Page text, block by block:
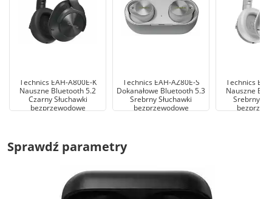
Technics EAH-A800E-K
Nauszne Bluetooth 5.2
Czarny Słuchawki
bezprzewodowe
Technics EAH-AZ80E-S
Dokanałowe Bluetooth 5.3
Srebrny Słuchawki
bezprzewodowe
Technics
Nauszne
Srebrny
Sprawdź parametry